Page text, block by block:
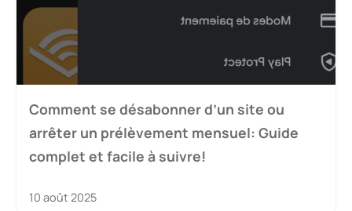
Comment se désabonner d’un site ou
arrêter un prélèvement mensuel: Guide
complet et facile à suivre!
10 août 2025